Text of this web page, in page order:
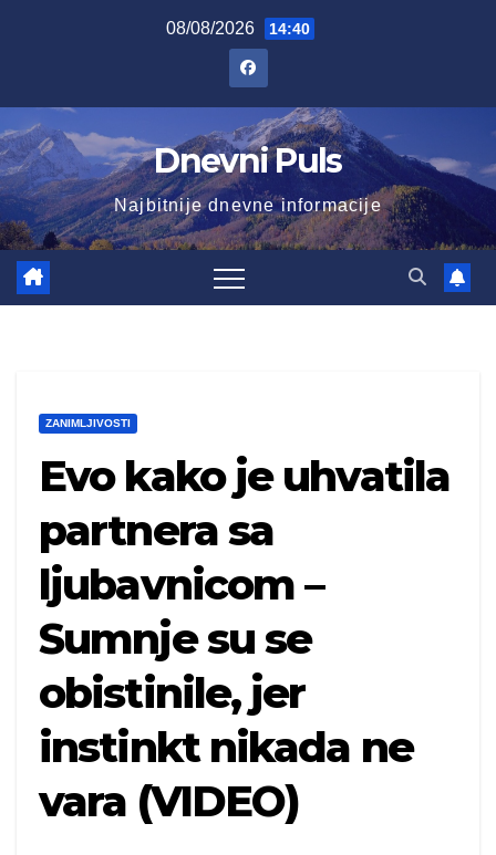
08/08/2026 14:40
Dnevni Puls
Najbitnije dnevne informacije
ZANIMLJIVOSTI
Evo kako je uhvatila
partnera sa
ljubavnicom –
Sumnje su se
obistinile, jer
instinkt nikada ne
vara (VIDEO)